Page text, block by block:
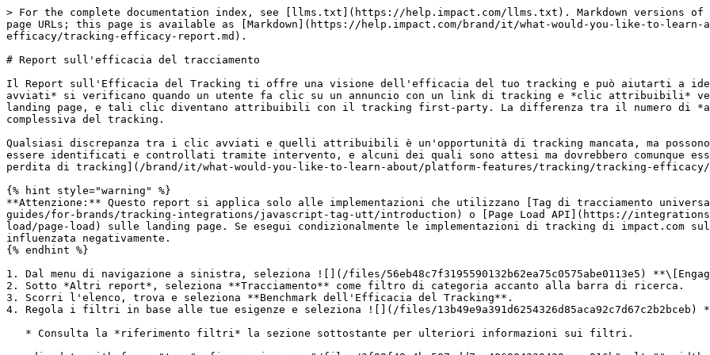
> For the complete documentation index, see [llms.txt](https://help.impact.com/llms.txt). Markdown versions of documentation pages are available by appending `.md` to page URLs; this page is available as [Markdown](https://help.impact.com/brand/it/what-would-you-like-to-learn-about/platform-features/tracking/tracking-efficacy/tracking-efficacy-report.md).

# Report sull'efficacia del tracciamento

Il Report sull'Efficacia del Tracking ti offre una visione dell'efficacia del tuo tracking e può aiutarti a identificare le aree che possono essere migliorate. *Clic avviati* si verificano quando un utente fa clic su un annuncio con un link di tracking e *clic attribuibili* vengono registrati quando il tracking si carica sulla landing page, e tali clic diventano attribuibili con il tracking first-party. La differenza tra il numero di *avviati* e *attribuibili* clic mostra l'efficacia complessiva del tracking.

Qualsiasi discrepanza tra i clic avviati e quelli attribuibili è un'opportunità di tracking mancata, ma possono esserci molteplici motivi, alcuni dei quali possono essere identificati e controllati tramite intervento, e alcuni dei quali sono attesi ma dovrebbero comunque essere riconosciuti. Scopri di più sulle [cause della perdita di tracking](/brand/it/what-would-you-like-to-learn-about/platform-features/tracking/tracking-efficacy/causes-of-tracking-loss.md).

{% hint style="warning" %}
**Attenzione:** Questo report si applica solo alle implementazioni che utilizzano [Tag di tracciamento universale](https://integrations.impact.com/integration-guides/for-brands/tracking-integrations/javascript-tag-utt/introduction) o [Page Load API](https://integrations.impact.com/brand-api-reference/reference/page-load/page-load) sulle landing page. Se esegui condizionalmente le implementazioni di tracking di impact.com sulle tue landing page, questa metrica sarà probabilmente influenzata negativamente.
{% endhint %}

1. Dal menu di navigazione a sinistra, seleziona ![](/files/56eb48c7f3195590132b62ea75c0575abe0113e5) **\[Engage]** → **Report** → **Altri report**.
2. Sotto *Altri report*, seleziona **Tracciamento** come filtro di categoria accanto alla barra di ricerca.
3. Scorri l'elenco, trova e seleziona **Benchmark dell'Efficacia del Tracking**.
4. Regola i filtri in base alle tue esigenze e seleziona ![](/files/13b49e9a391d6254326d85aca92c7d67c2b2bceb) **\[Cerca]**.

   * Consulta la *riferimento filtri* la sezione sottostante per ulteriori informazioni sui filtri.

   <div data-with-frame="true"><figure><img src="/files/3f99f48a4ba587cdd7cc406904239429eeac916b" alt="" width="563"><figcaption></figcaption></figure></div>

<details>

<summary>riferimento filtri</summary>

| Filtro                          | Descrizione                                                                                                                                                                                                                                                                                                                        |
| ------------------------------- | ---------------------------------------------------------------------------------------------------------------------------------------------------------------------------------------------------------------------------------------------------------------------------------------------------------------------------------- |
| Intervallo di date              | Filtra per un intervallo di date specifico dei dati. Seleziona un minimo di 30 giorni per ottenere insight statisticamente significativi.                                                                                                                                                                                          |
| Includi clic dal datacenter     | Seleziona **Sì** o **No** per includere *clic dal datacenter* dati. Seleziona **No** per filtrare i clic provenienti dai datacenter per aiutare a rimuovere il traffico non umano e fornire una visione più accurata della perdita di tracking.                                                                                    |
| Includi clic di fallback mobile | Seleziona **Sì** o **No** per includere *fallback mobile* dati. Se stai promuovendo eventi web e mobile, non ci sarà alcun evento di caricamento della pagina da misurare, quindi selezionando **No** ti darà una misura più accurata. Tuttavia, se stai tracciando un'app mobile con il *Page Load API*, puoi selezionare **Sì**. |
| Numero minimo di clic avviati   | Seleziona **Tutti** o inserire un valore numerico, nel qual caso il report conterrà solo i valori selezionati.                                                                                                                                                                                                                     |
| Partner                         | Seleziona **Tutti** o seleziona un partner, nel qual caso il report conterrà solo i dati relativi al partner selezionato.                                                                                                                                                                                                          |
| Perdita di tracking             | Seleziona **Tutti** o seleziona livelli specifici di perdita di tracking per includere nel report i dati relativi ai livelli selezionati di perdita di tracking.                                                                                                                                                                   |
| Paese                           | Seleziona **Tutti** o inserisci il nome di un paese, nel qual caso il report conterrà solo i dati relativi al paese selezionato.                                                                                                                                                                                                   |
| Annuncio                        | Seleziona **Tutti** o seleziona un annuncio, nel qual caso il report conterrà solo i dati relativi all'annuncio selezionato.